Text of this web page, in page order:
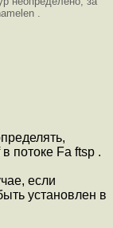
.
потоке Fa ftsp .
если
установлен в